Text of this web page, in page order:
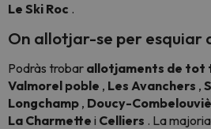
Le Ski Roc .
On allotjar-se per esquiar
Podràs trobar allotjaments de tot
Valmorel poble , Les Avanchers ,
Longchamp , Doucy-
La Charmette i Celliers . La